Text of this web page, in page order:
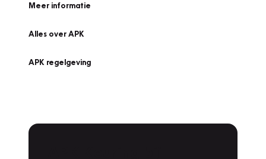
Meer informatie
Alles over APK
APK regelgeving